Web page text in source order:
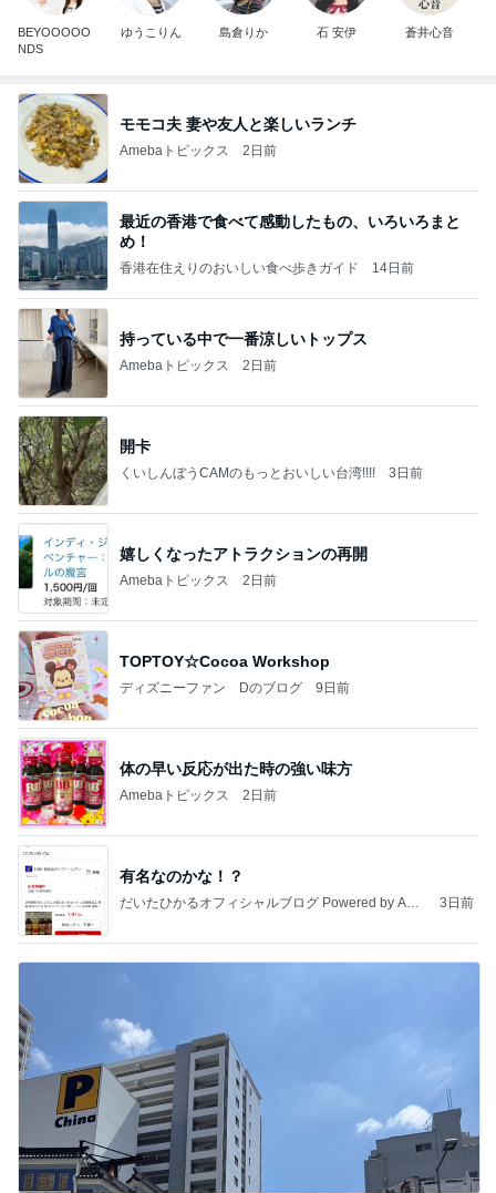
BEYOOOOO
NDS
ゆうこりん 島倉りか 石 安伊 蒼井心音
モモコ夫 妻や友人と楽しいランチ
Amebaトピックス 2日前
最近の香港で食べて感動したもの、いろいろまと
め！
香港在住えりのおいしい食べ歩きガイド 14日前
持っている中で一番涼しいトップス
Amebaトピックス 2日前
開卡
くいしんぼうCAMのもっとおいしい台湾!!!! 3日前
嬉しくなったアトラクションの再開
Amebaトピックス 2日前
TOPTOY☆Cocoa Workshop
ディズニーファン Dのブログ 9日前
体の早い反応が出た時の強い味方
Amebaトピックス 2日前
有名なのかな！？
だいたひかるオフィシャルブログ Powered by Ame
3日前